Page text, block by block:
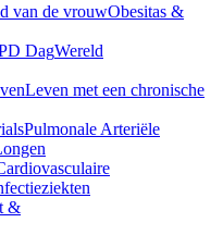
van de vrouwObesitas &
DagWereld
Leven met een chronische
Pulmonale Arteriële
&